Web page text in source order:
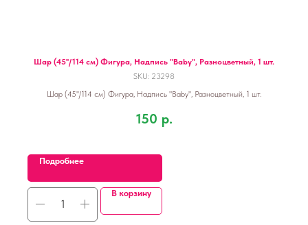
Шар (45''/114 см) Фигура, Надпись "Baby", Разноцветный, 1 шт.
SKU: 23298
Шар (45''/114 см) Фигура, Надпись "Baby", Разноцветный, 1 шт.
150 р.
Подробнее
В корзину